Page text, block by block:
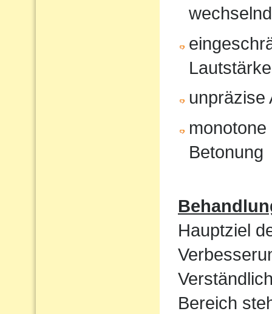
unpräzise
Betonung
Hauptziel
Bereich